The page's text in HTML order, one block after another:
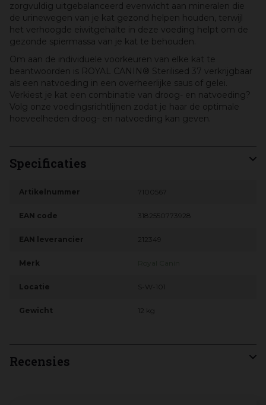
zorgvuldig uitgebalanceerd evenwicht aan mineralen die
de urinewegen van je kat gezond helpen houden, terwijl
het verhoogde eiwitgehalte in deze voeding helpt om de
gezonde spiermassa van je kat te behouden.
Om aan de individuele voorkeuren van elke kat te
beantwoorden is ROYAL CANIN® Sterilised 37 verkrijgbaar
als een natvoeding in een overheerlijke saus of gelei.
Verkiest je kat een combinatie van droog- en natvoeding?
Volg onze voedingsrichtlijnen zodat je haar de optimale
hoeveelheden droog- en natvoeding kan geven.
Specificaties
Artikelnummer 7100567
EAN code 3182550773928
EAN leverancier 212349
Merk
Locatie S-W-101
Gewicht 12 kg
Recensies